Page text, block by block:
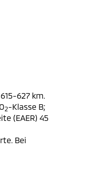
627 km.
2-Klasse B;
(EAER) 45
Bei